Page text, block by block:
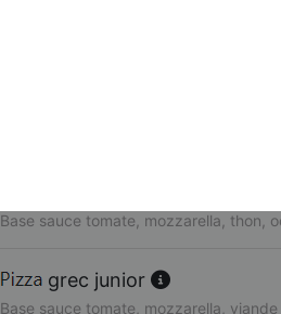
Base sauce tomate, mozzarella, thon,
grec junior
Base sauce tomate, mozzarella,